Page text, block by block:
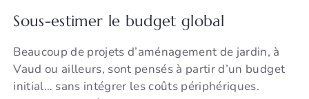
Sous-estimer le budget global
Beaucoup de projets d’aménagement de jardin, à
Vaud ou ailleurs, sont pensés à partir d’un budget
initial… sans intégrer les coûts périphériques.